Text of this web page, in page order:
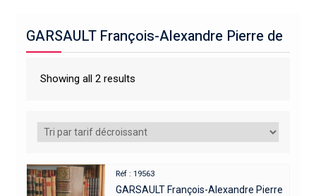
GARSAULT François-Alexandre Pierre de
Showing all 2 results
Réf : 19563
GARSAULT François-Alexandre Pierre